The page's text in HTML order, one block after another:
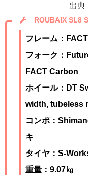
出典
ROUBAIX SL8
フレーム：
フォーク：
FACT Carbon
ホイール：DT
width, tubeless
コンポ：
キ
タイヤ：S-
重量：9.07㎏